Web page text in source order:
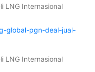
LNG Internasional
global-pgn-deal-jual-
LNG Internasional